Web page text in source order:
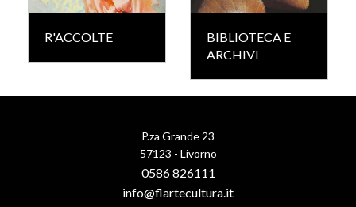
R'ACCOLTE
BIBLIOTECA E
ARCHIVI
P.za Grande 23
57123 - Livorno
0586 826111
info@flartecultura.it